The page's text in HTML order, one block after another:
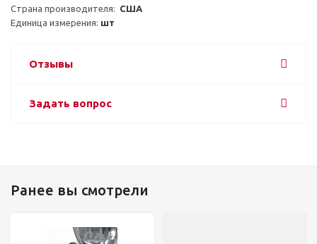
Страна производителя: США
Единица измерения: шт
Отзывы
Задать вопрос
Ранее вы смотрели